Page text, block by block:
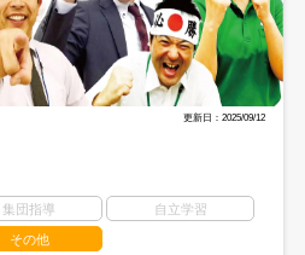
更新日：2025/09/12
集団指導 自立学習
その他